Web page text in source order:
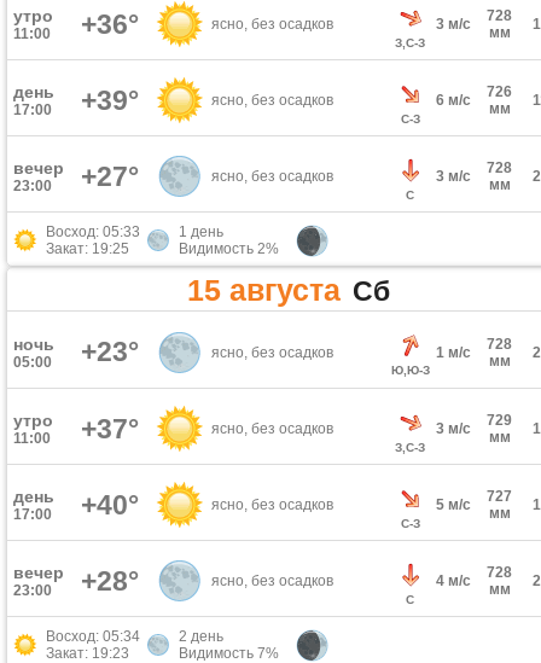
утро
11:00 +36° ясно, без осадков
З,С-З
3 м/с
728
мм
день
17:00 +39° ясно, без осадков
С-З
6 м/с
726
мм
вечер
23:00 +27° ясно, без осадков
С
3 м/с
728
мм
Восход: 05:33
Закат: 19:25
1 день
Видимость 2%
15 августа Сб
ночь
05:00 +23° ясно, без осадков
Ю,Ю-З
1 м/с
728
мм
утро
11:00 +37° ясно, без осадков
З,С-З
3 м/с
729
мм
день
17:00 +40° ясно, без осадков
С-З
5 м/с
727
мм
вечер
23:00 +28° ясно, без осадков
С
4 м/с
728
мм
Восход: 05:34
Закат: 19:23
2 день
Видимость 7%